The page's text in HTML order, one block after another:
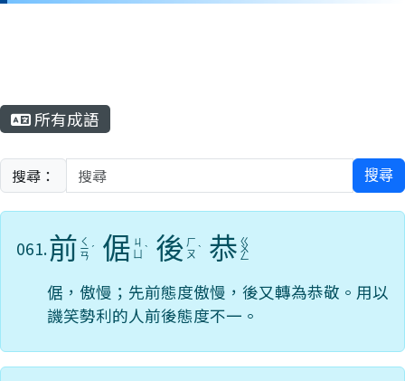
所有成語
搜尋： 搜尋
061.前 ㄑ
ㄧ
ㄢ
ˊ 倨 ㄐ
ˋ 後 ㄏ
ㄡ ˋ 恭 ㄍ
ㄨ
ㄥ
倨，傲慢；先前態度傲慢，後又轉為恭敬。用以
譏笑勢利的人前後態度不一。